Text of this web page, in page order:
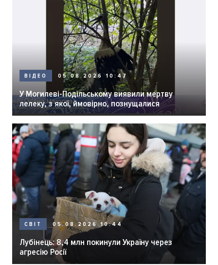
ВІДЕО 05.08.2026 10:47
У Могилеві-Подільському виявили мертву
лелеку, з якої, ймовірно, познущалися
СВІТ 05.08.2026 10:44
Лубінець: 8,4 млн покинули Україну через
агресію Росії